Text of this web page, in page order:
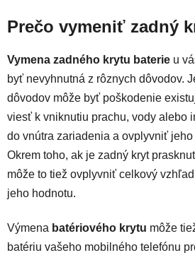
Prečo vymeniť zadný
Vymena zadného krytu baterie u
byť nevyhnutná z rôznych dôvodov.
dôvodov môže byť poškodenie
viesť k vniknutiu prachu, vody alebo
do vnútra zariadenia a ovplyvniť
Okrem toho, ak je zadný kryt
môže to tiež ovplyvniť celkový
jeho hodnotu.
Výmena batériového krytu môže
batériu vašeho mobilného telefónu